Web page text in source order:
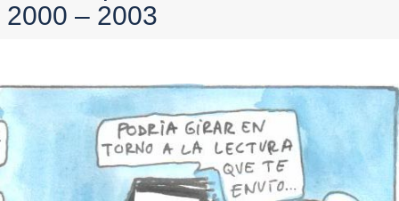
2000 – 2003